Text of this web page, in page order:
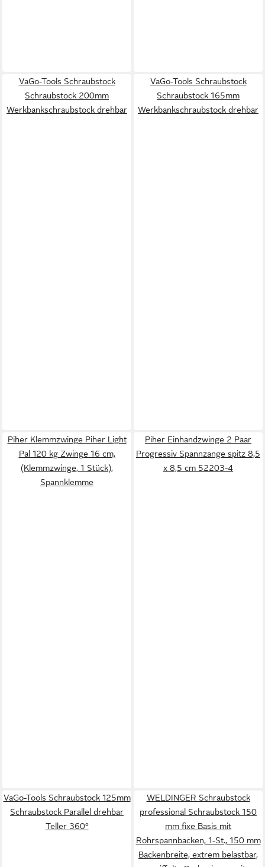
VaGo-Tools Schraubstock
Schraubstock 200mm
Werkbankschraubstock drehbar
VaGo-Tools Schraubstock
Schraubstock 165mm
Werkbankschraubstock drehbar
Piher Klemmzwinge Piher Light
Pal 120 kg Zwinge 16 cm,
(Klemmzwinge, 1 Stück),
Spannklemme
Piher Einhandzwinge 2 Paar
Progressiv Spannzange spitz 8,5
x 8,5 cm 52203-4
VaGo-Tools Schraubstock 125mm
Schraubstock Parallel drehbar
Teller 360°
WELDINGER Schraubstock
professional Schraubstock 150
mm fixe Basis mit
Rohrspannbacken, 1-St., 150 mm
Backenbreite, extrem belastbar,